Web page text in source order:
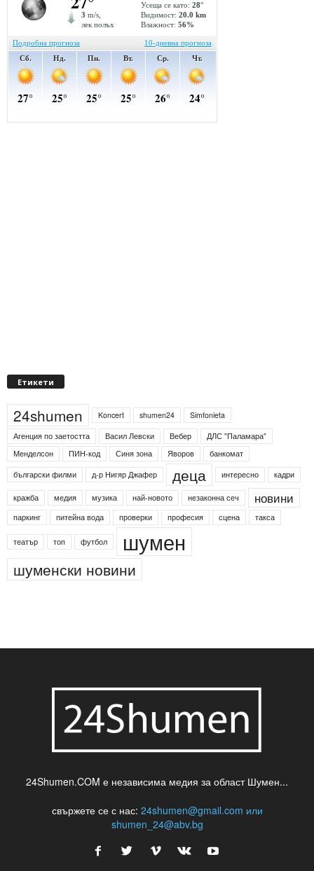
Етикети
24shumen Koncert shumen24
Simfonieta
Агенция по заетостта
Васил Левски Вебер
ДЛС "Паламара"
Менделсон
ПИН-код Синя зона Яворов
банкомат
български филми
д-р Нигяр Джафер деца интересно кадри
кражба медия музика най-новото незаконна сеч новини
паркинг питейна вода проверки професия сцена такса
театър топ футбол шумен
шуменски новини
24Shumen.COM е независима медия за област Шумен...
свържете се с нас: 24shumen@gmail.com или
shumen_24@abv.bg